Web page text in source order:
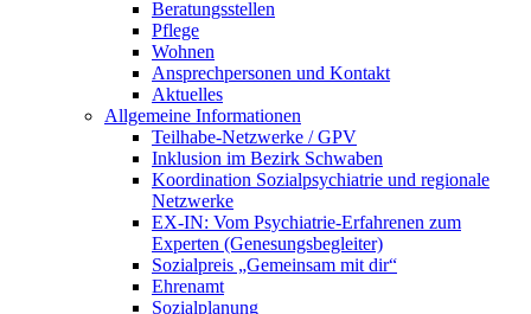
Beratungsstellen
Pflege
Wohnen
Ansprechpersonen und Kontakt
Aktuelles
Allgemeine Informationen
Teilhabe-Netzwerke / GPV
Inklusion im Bezirk Schwaben
Koordination Sozialpsychiatrie und regionale
Netzwerke
EX-IN: Vom Psychiatrie-Erfahrenen zum
Experten (Genesungsbegleiter)
Sozialpreis „Gemeinsam mit dir“
Ehrenamt
Sozialplanung